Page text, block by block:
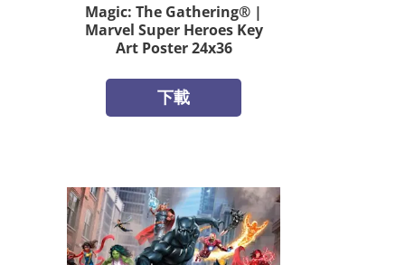
Magic: The Gathering® |
Marvel Super Heroes Key
Art Poster 24x36
下載